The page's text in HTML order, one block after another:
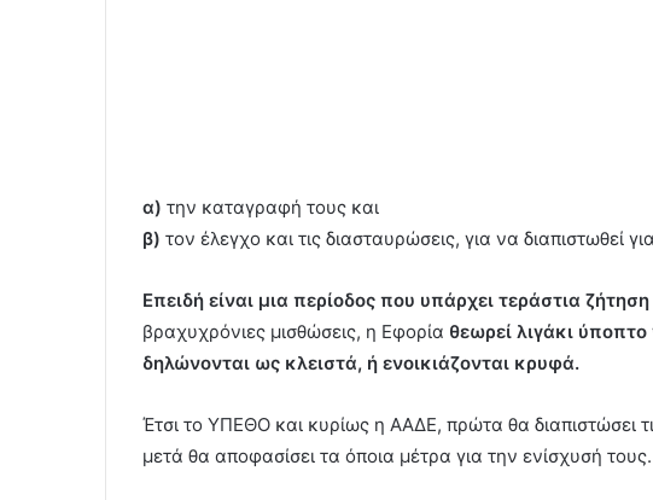
α) την καταγραφή τους και
β) τον έλεγχο και τις διασταυρώσεις, για να διαπιστωθεί
Επειδή είναι μια περίοδος που υπάρχει τεράστια
βραχυχρόνιες μισθώσεις, η Εφορία θεωρεί λιγάκι
δηλώνονται ως κλειστά, ή ενοικιάζονται κρυφά.
Έτσι το ΥΠΕΘΟ και κυρίως η ΑΑΔΕ, πρώτα θα διαπιστώσει
μετά θα αποφασίσει τα όποια μέτρα για την ενίσχυσή τους.